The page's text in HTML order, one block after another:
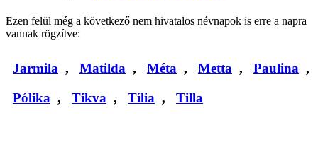
Ezen felül még a következő nem hivatalos névnapok is erre a napra
vannak rögzítve:
Jarmila , Matilda , Méta , Metta , Paulina ,
Pólika , Tikva , Tília , Tilla